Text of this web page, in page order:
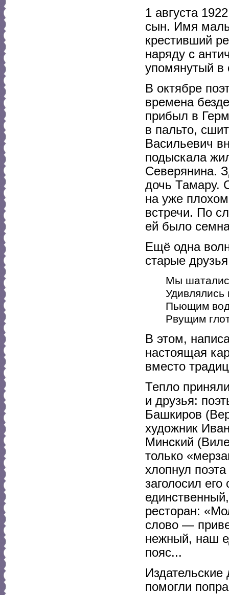
1 августа
сын. Имя
крестивший
наряду с
упомянутый в
В октябре
времена
прибыл в
в пальто,
Васильевич
подыскала
Северянина.
дочь Тамару.
на уже
встречи. По
ей было
Ещё одна
старые
Мы
Удивлялись
Пьющим
Рвущим
В этом,
настоящая
вместо
Тепло
и друзья:
Башкиров
художник
Минский
только
хлопнул
заголосил
ресторан:
слово —
нежный, наш
пояс...
помогли